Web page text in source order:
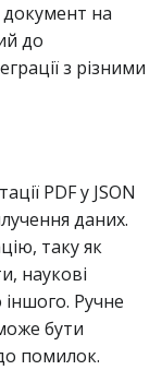
документ на
до
з різними
PDF у JSON
даних.
таку як
наукові
іншого. Ручне
бути
помилок.